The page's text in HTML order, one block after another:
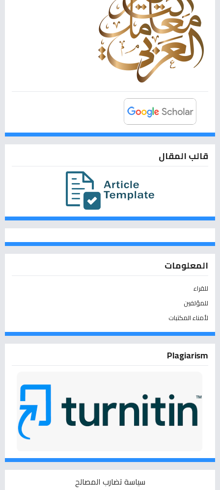
قالب المقال
المعلومات
للقراء
للمؤلفين
لأمناء المكتبات
Plagiarism
سياسة تضارب المصالح